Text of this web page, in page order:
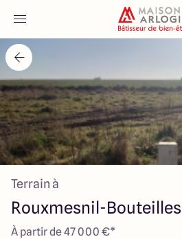
Accueil
Nos maisons
Nos annonces
Votre projet
Qui sommes-nous
Terrain à
Rouxmesnil-Bouteilles
À partir de 47 000 €*